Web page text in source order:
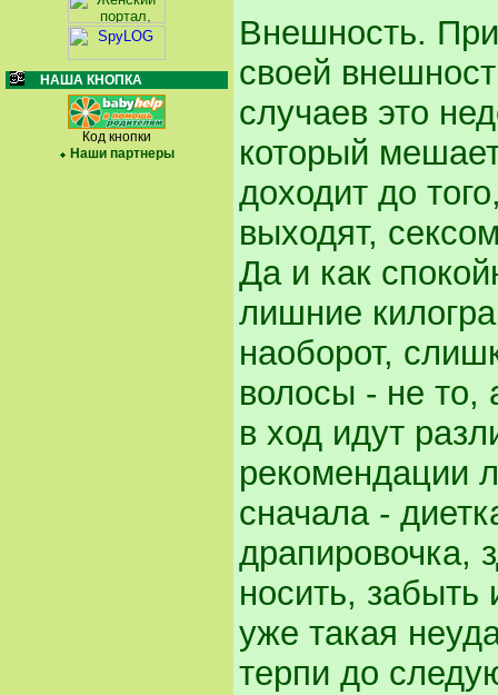
НАША КНОПКА
Код кнопки
Наши партнеры
Внешность.
своей
случаев это
который
доходит до
выходят,
Да и как
лишние
наоборот,
волосы - не
в ход идут
рекомендации
сначала -
драпировочка,
носить,
уже такая
терпи до